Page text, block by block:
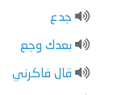
جدع
بعدك وجع
قال فاكرني